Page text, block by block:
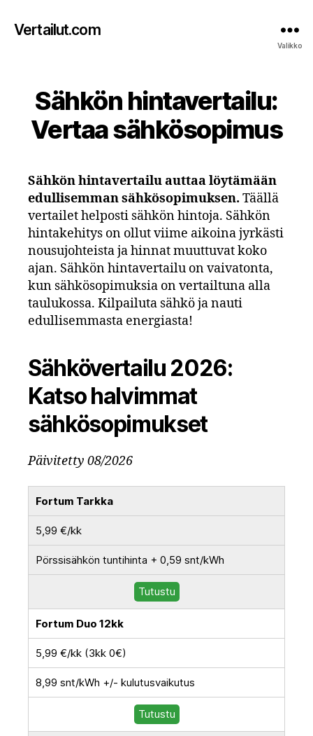
Vertailut.com
Valikko
Sähkön hintavertailu:
Vertaa sähkösopimus
Sähkön hintavertailu auttaa löytämään
edullisemman sähkösopimuksen. Täällä
vertailet helposti sähkön hintoja. Sähkön
hintakehitys on ollut viime aikoina jyrkästi
nousujohteista ja hinnat muuttuvat koko
ajan. Sähkön hintavertailu on vaivatonta,
kun sähkösopimuksia on vertailtuna alla
taulukossa. Kilpailuta sähkö ja nauti
edullisemmasta energiasta!
Sähkövertailu 2026:
Katso halvimmat
sähkösopimukset
Päivitetty 08/2026
Fortum Tarkka
5,99 €/kk
Pörssisähkön tuntihinta + 0,59 snt/kWh
Tutustu
Fortum Duo 12kk
5,99 €/kk (3kk 0€)
8,99 snt/kWh +/- kulutusvaikutus
Tutustu